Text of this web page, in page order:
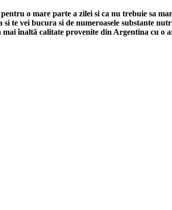
o mare parte a zilei si ca nu trebuie sa
te vei bucura si de numeroasele substante
înaltă calitate provenite din Argentina cu